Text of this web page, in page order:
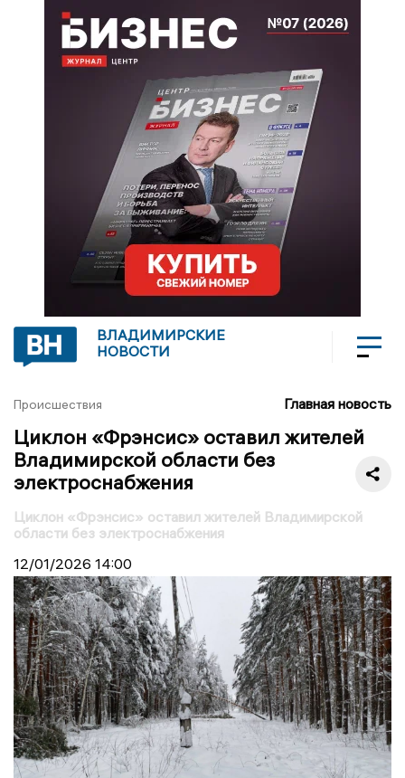
ВЛАДИМИРСКИЕ
НОВОСТИ
Происшествия Главная новость
Циклон «Фрэнсис» оставил жителей
Владимирской области без
электроснабжения
Циклон «Фрэнсис» оставил жителей Владимирской
области без электроснабжения
12/01/2026 14:00